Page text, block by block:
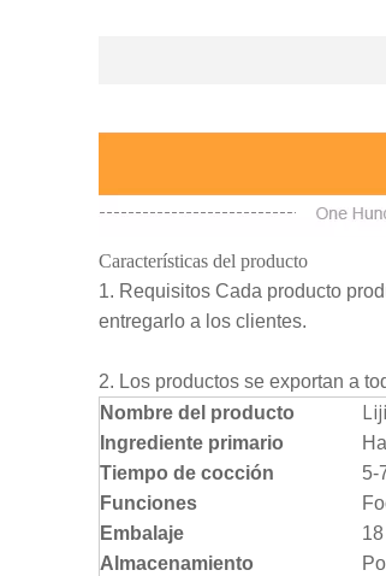
Características del producto
1. Requisitos Cada producto
entregarlo a los clientes.
2. Los productos se exportan a
Nombre del producto
Ingrediente primario
Tiempo de cocción
5-
Funciones
Embalaje
Almacenamiento